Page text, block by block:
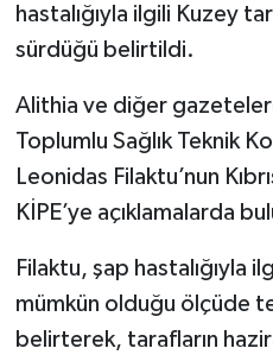
hastalığıyla ilgili Kuzey
sürdüğü belirtildi.
Alithia ve diğer
Toplumlu Sağlık Teknik
Leonidas Filaktu’nun
KİPE’ye açıklamalarda
Filaktu, şap hastalığıyla
mümkün olduğu ölçüde
belirterek, tarafların